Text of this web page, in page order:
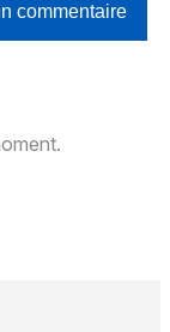
commentaire